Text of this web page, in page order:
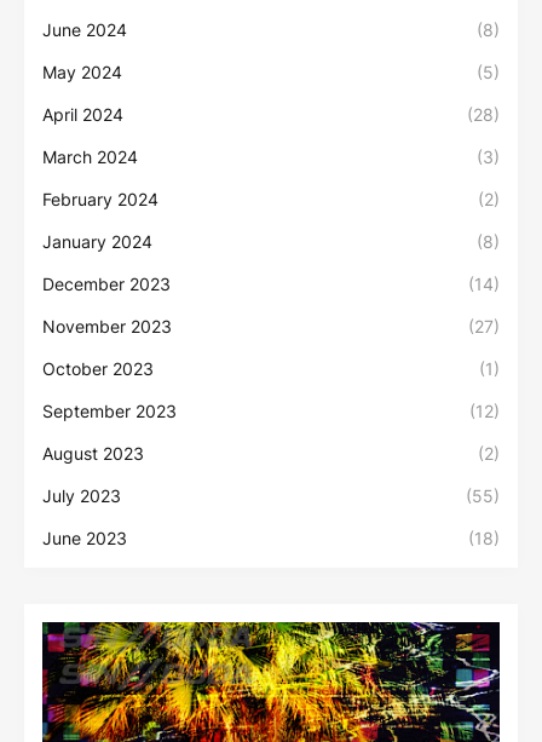
June 2024 (8)
May 2024 (5)
April 2024 (28)
March 2024 (3)
February 2024 (2)
January 2024 (8)
December 2023 (14)
November 2023 (27)
October 2023 (1)
September 2023 (12)
August 2023 (2)
July 2023 (55)
June 2023 (18)